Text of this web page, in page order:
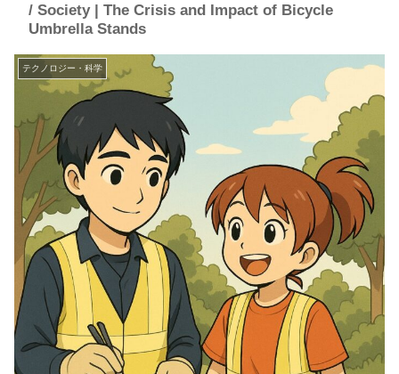
/ Society | The Crisis and Impact of Bicycle
Umbrella Stands
テクノロジー・科学